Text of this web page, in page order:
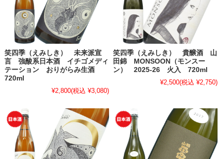
笑四季（えみしき） 未来派宣
言 強酸系日本酒 イチゴメディ
テーション おりがらみ生酒
720ml
¥2,800(税込 ¥3,080)
笑四季（えみしき） 貴醸酒 山
田錦 MONSOON（モンスー
ン） 2025-26 火入 720ml
¥2,500(税込 ¥2,750)